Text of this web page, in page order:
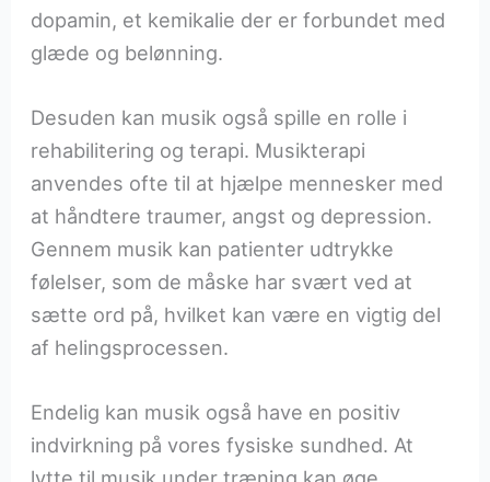
dopamin, et kemikalie der er forbundet med
glæde og belønning.
Desuden kan musik også spille en rolle i
rehabilitering og terapi. Musikterapi
anvendes ofte til at hjælpe mennesker med
at håndtere traumer, angst og depression.
Gennem musik kan patienter udtrykke
følelser, som de måske har svært ved at
sætte ord på, hvilket kan være en vigtig del
af helingsprocessen.
Endelig kan musik også have en positiv
indvirkning på vores fysiske sundhed. At